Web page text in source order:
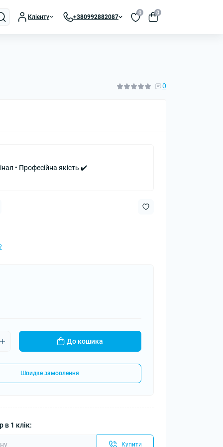
Клієнту +380992882087
0 0
0
• Професійна якість ✔️
До кошика
Швидке замовлення
в 1 клік:
Купити